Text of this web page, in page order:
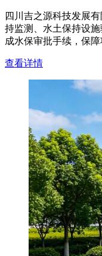
四川吉之源科技发展
持监测、水土保持设
成水保审批手续，保障
查看详情